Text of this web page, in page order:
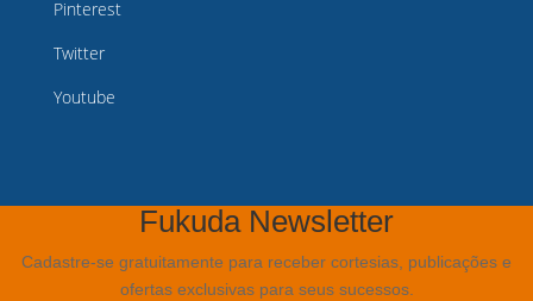
Pinterest
Twitter
Youtube
Fukuda Newsletter
Cadastre-se gratuitamente para receber cortesias, publicações e
ofertas exclusivas para seus sucessos.